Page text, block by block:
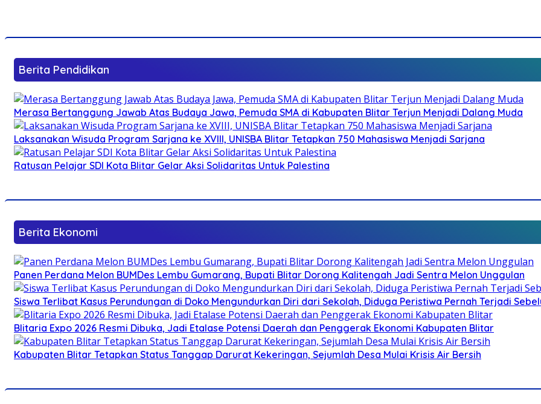
Berita Pendidikan
Merasa Bertanggung Jawab Atas Budaya Jawa, Pemuda SMA di Kabupaten Blitar Terjun Menjadi Dalang Muda
Laksanakan Wisuda Program Sarjana ke XVIII, UNISBA Blitar Tetapkan 750 Mahasiswa Menjadi Sarjana
Ratusan Pelajar SDI Kota Blitar Gelar Aksi Solidaritas Untuk Palestina
Berita Ekonomi
Panen Perdana Melon BUMDes Lembu Gumarang, Bupati Blitar Dorong Kalitengah Jadi Sentra Melon Unggulan
Siswa Terlibat Kasus Perundungan di Doko Mengundurkan Diri dari Sekolah, Diduga Peristiwa Pernah Terjadi
Blitaria Expo 2026 Resmi Dibuka, Jadi Etalase Potensi Daerah dan Penggerak Ekonomi Kabupaten Blitar
Kabupaten Blitar Tetapkan Status Tanggap Darurat Kekeringan, Sejumlah Desa Mulai Krisis Air Bersih